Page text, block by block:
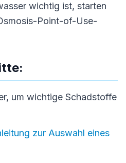
wichtig ist, starten
Point-of-Use-
um wichtige Schadstoffe
zur Auswahl eines